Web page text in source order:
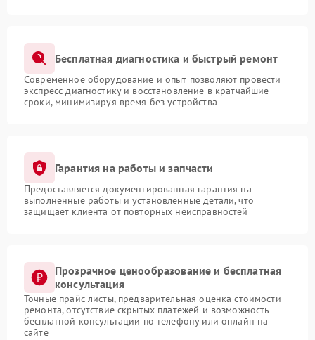
Бесплатная диагностика и быстрый ремонт
Современное оборудование и опыт позволяют провести
экспресс-диагностику и восстановление в кратчайшие
сроки, минимизируя время без устройства
Гарантия на работы и запчасти
Предоставляется документированная гарантия на
выполненные работы и установленные детали, что
защищает клиента от повторных неисправностей
Прозрачное ценообразование и бесплатная
консультация
Точные прайс-листы, предварительная оценка стоимости
ремонта, отсутствие скрытых платежей и возможность
бесплатной консультации по телефону или онлайн на
сайте